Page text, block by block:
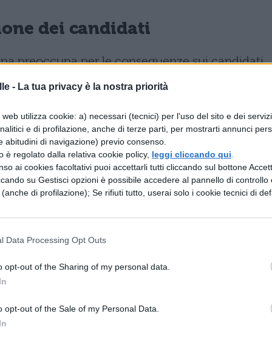
- La tua privacy è la nostra priorità
utilizza cookie: a) necessari (tecnici) per l'uso del sito e dei
e di profilazione, anche di terze parti, per mostrarti annunci
abitudini di navigazione) previo consenso.
è regolato dalla relativa cookie policy, leggi cliccando qui
ai cookies facoltativi puoi accettarli tutti cliccando sul bottone
su Gestisci opzioni è possibile accedere al pannello di controllo
di profilazione); Se rifiuti tutto, userai solo i cookie tecnici di
Data Processing Opt Outs
opt-out of the Sharing of my personal data.
opt-out of the Sale of my Personal Data.
dei candidati
preoccupa per le conseguenze sui candidati
dopo il semestre-filtro. Come evidenziato dalla
dopo i primi sei mesi di corso. Questo
necessariamente riorientare il proprio
sarà il probabile affollamento di corsi di
di trasferirsi verso facoltà come
a Repubblica, questi corsi rischiano
potenziali ripercussioni sulla qualità della
dei Rettori